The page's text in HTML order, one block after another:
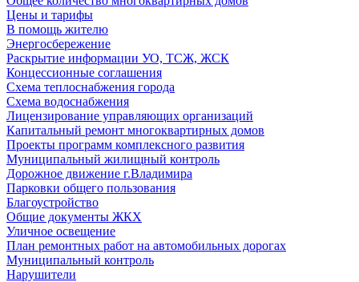
Цены и тарифы
В помощь жителю
Энергосбережение
Раскрытие информации УО, ТСЖ, ЖСК
Концессионные соглашения
Схема теплоснабжения города
Схема водоснабжения
Лицензирование управляющих организаций
Капитальный ремонт многоквартирных домов
Проекты программ комплексного развития
Муниципальный жилищный контроль
Дорожное движение г.Владимира
Парковки общего пользования
Благоустройство
Общие документы ЖКХ
Уличное освещение
План ремонтных работ на автомобильных дорогах
Муниципальный контроль
Нарушители